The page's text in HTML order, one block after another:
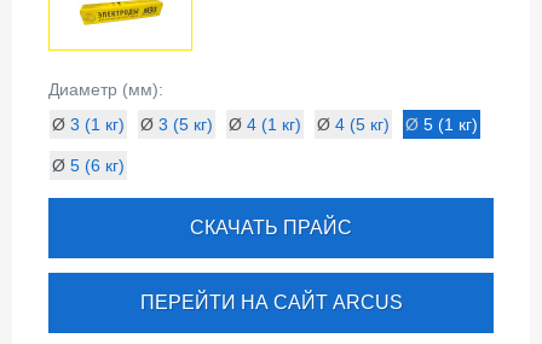
Диаметр (мм):
Ø 3 (1 кг) Ø 3 (5 кг) Ø 4 (1 кг) Ø 4 (5 кг) Ø 5 (1 кг)
Ø 5 (6 кг)
СКАЧАТЬ ПРАЙС
ПЕРЕЙТИ НА САЙТ ARCUS